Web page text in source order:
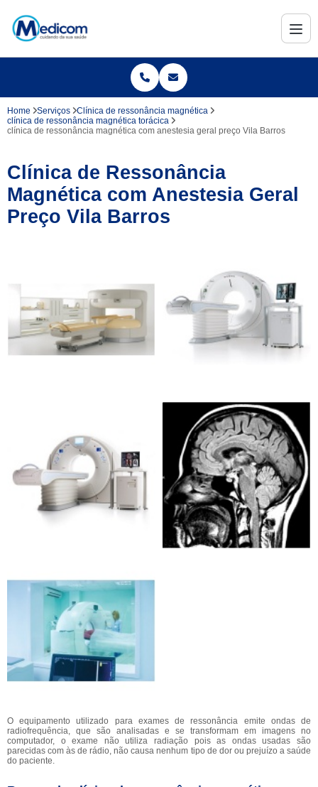
Home Serviços
Clínica de ressonância magnética
clínica de ressonância magnética torácica
clínica de ressonância magnética com anestesia geral preço Vila Barros
Clínica de Ressonância
Magnética com Anestesia Geral
Preço Vila Barros
O equipamento utilizado para exames de ressonância emite ondas de
radiofrequência, que são analisadas e se transformam em imagens no
computador, o exame não utiliza radiação pois as ondas usadas são
parecidas com às de rádio, não causa nenhum tipo de dor ou prejuízo a saúde
do paciente.